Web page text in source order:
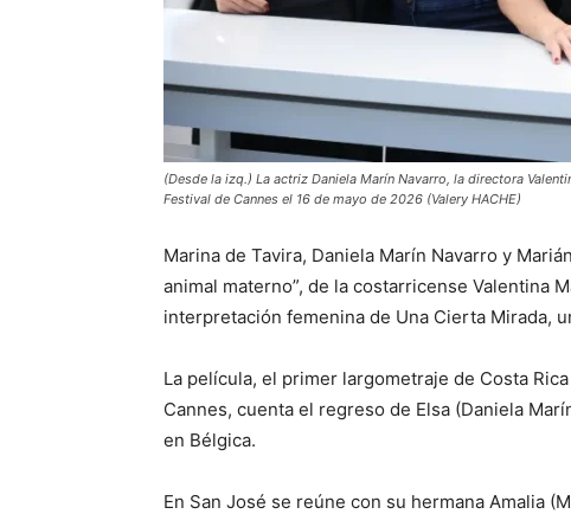
(Desde la izq.) La actriz Daniela Marín Navarro, la directora
Festival de Cannes el 16 de mayo de 2026 (Valery HACHE)
Marina de Tavira, Daniela Marín Navarro y
animal materno”, de la costarricense Valentina
interpretación femenina de Una Cierta Mirada,
La película, el primer largometraje de Costa
Cannes, cuenta el regreso de Elsa (Daniela
en Bélgica.
En San José se reúne con su hermana Amalia